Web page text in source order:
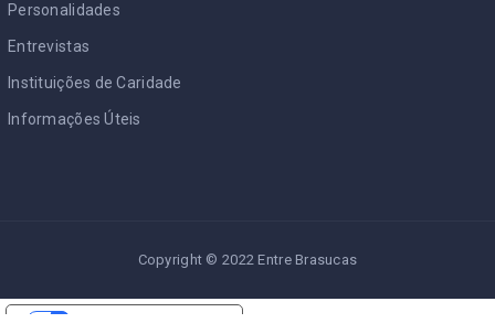
Personalidades
Entrevistas
Instituições de Caridade
Informações Úteis
Copyright © 2022 Entre Brasucas